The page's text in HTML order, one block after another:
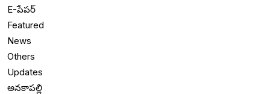
E-పేపర్
Featured
News
Others
Updates
అనకాపల్లి